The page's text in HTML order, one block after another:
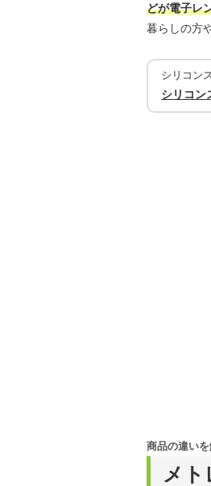
どが電子レ
暮らしの方
シリコン
シリコン
メ
商品の違い